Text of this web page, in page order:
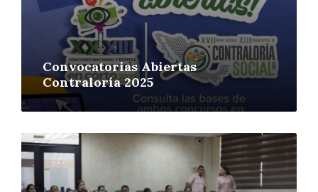
Convocatorias Abiertas
Contraloría 2025
More